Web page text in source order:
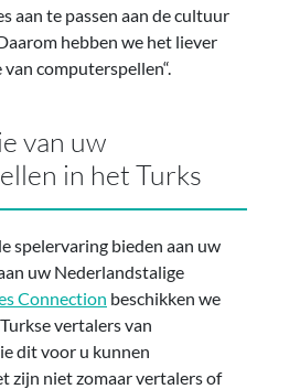
aan te passen aan de cultuur
hebben we het liever
computerspellen“.
van uw
in het Turks
spelervaring bieden aan uw
uw Nederlandstalige
Connection beschikken we
vertalers van
dit voor u kunnen
zijn niet zomaar vertalers of